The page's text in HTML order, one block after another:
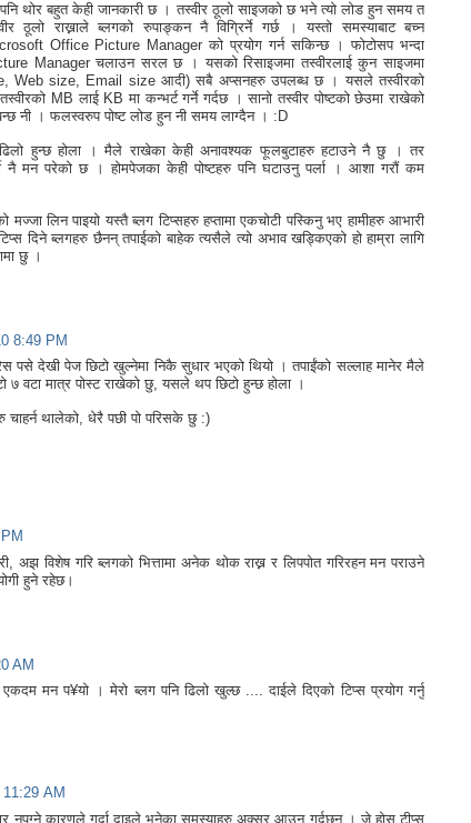
पनि थोर बहुत केही जानकारी छ । तस्वीर ठूलो साइजको छ भने त्यो लोड हुन समय त
ठूलो राख्नाले ब्लगको रुपाङ्कन नै विग्रिर्ने गर्छ । यस्तो समस्याबाट बच्न
Office Picture Manager को प्रयोग गर्न सकिन्छ । फोटोसप भन्दा
Manager चलाउन सरल छ । यसको रिसाइजमा तस्वीरलाई कुन साइजमा
Web size, Email size आदी) सबै अप्सनहरु उपलब्ध छ । यसले तस्वीरको
MB लाई KB मा कन्भर्ट गर्ने गर्दछ । सानो तस्वीर पोष्टको छेउमा राखेको
नी । फलस्वरुप पोष्ट लोड हुन नी समय लाग्दैन । :D
हुन्छ होला । मैले राखेका केही अनावश्यक फूलबुटाहरु हटाउने नै छु । तर
नै मन परेको छ । होमपेजका केही पोष्टहरु पनि घटाउनु पर्ला । आशा गरौं कम
मज्जा लिन पाइयो यस्तै ब्लग टिप्सहरु हप्तामा एकचोटी पस्किनु भए हामीहरु आभारी
दिने ब्लगहरु छैनन् तपाईको बाहेक त्यसैले त्यो अभाव खड्किएको हो हाम्रा लागि
छु ।
8:49 PM
पसे देखी पेज छिटो खुल्नेमा निकै सुधार भएको थियो । तपाईंको सल्लाह मानेर मैले
७ वटा मात्र पोस्ट राखेको छु, यसले थप छिटो हुन्छ होला ।
चाहर्न थालेको, धेरै पछी पो परिसके छु :)
अझ विशेष गरि ब्लगको भित्तामा अनेक थोक राख्न र लिपपोत गरिरहन मन पराउने
हुने रहेछ।
AM
एकदम मन प¥यो । मेरो ब्लग पनि ढिलो खुल्छ .... दाईले दिएको टिप्स प्रयोग गर्नु
AM
नपुग्ने कारणले गर्दा दाइले भनेका समस्याहरु अक्सर आउन गर्दछन् । जे होस टीप्स